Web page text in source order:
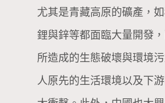
尤其是青藏高原的礦產，
鋰與鋅等都面臨大量開發
所造成的生態破壞與環境
人原先的生活環境以及下